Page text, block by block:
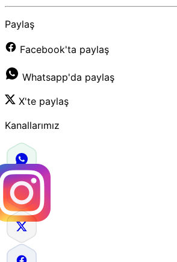
Paylaş
Facebook'ta paylaş
Whatsapp'da paylaş
X'te paylaş
Kanallarımız